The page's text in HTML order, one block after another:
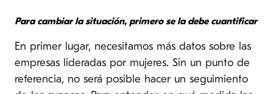
Para cambiar la situación, primero se la debe cuantificar
En primer lugar, necesitamos más datos sobre las
empresas lideradas por mujeres. Sin un punto de
referencia, no será posible hacer un seguimiento